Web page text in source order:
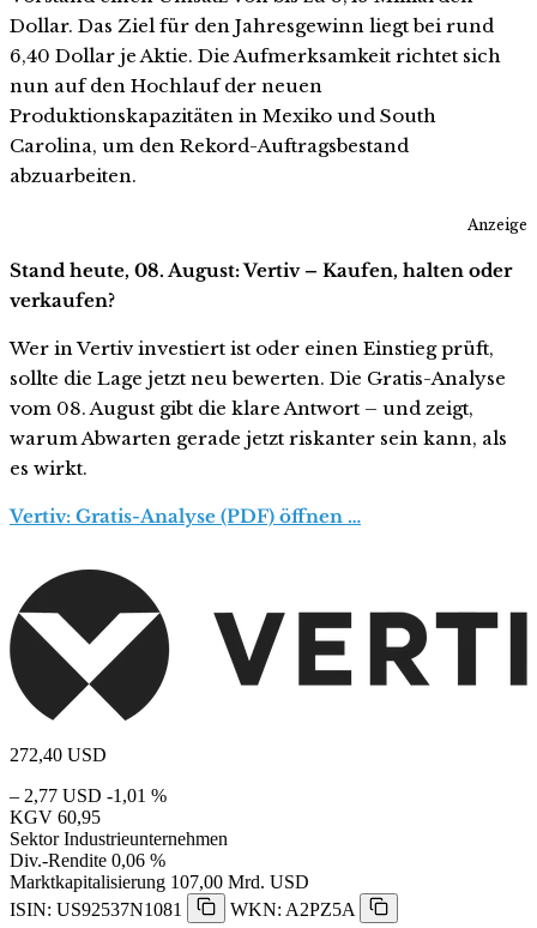
Dollar. Das Ziel für den Jahresgewinn liegt bei rund
6,40 Dollar je Aktie. Die Aufmerksamkeit richtet sich
nun auf den Hochlauf der neuen
Produktionskapazitäten in Mexiko und South
Carolina, um den Rekord-Auftragsbestand
abzuarbeiten.
Anzeige
Stand heute, 08. August: Vertiv – Kaufen, halten oder
verkaufen?
Wer in Vertiv investiert ist oder einen Einstieg prüft,
sollte die Lage jetzt neu bewerten. Die Gratis-Analyse
vom 08. August gibt die klare Antwort – und zeigt,
warum Abwarten gerade jetzt riskanter sein kann, als
es wirkt.
Vertiv: Gratis-Analyse (PDF) öffnen …
272,40 USD
– 2,77 USD -1,01 %
KGV 60,95
Sektor Industrieunternehmen
Div.-Rendite 0,06 %
Marktkapitalisierung 107,00 Mrd. USD
ISIN: US92537N1081
WKN: A2PZ5A